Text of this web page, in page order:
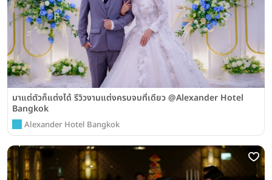
มาแต่ตัวก็แต่งได้ รีวิวงานแต่งครบจบที่เดียว @Alexander Hotel
Bangkok
Alexander Hotel Bangkok